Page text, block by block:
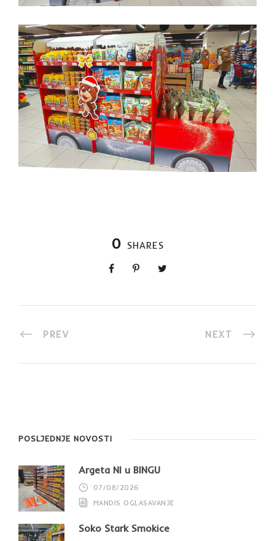
0 SHARES
PREV NEXT
POSLJEDNJE NOVOSTI
Argeta NI u BINGU
07/08/2026
MANDIS OGLASAVANJE
Soko Štark Smokice